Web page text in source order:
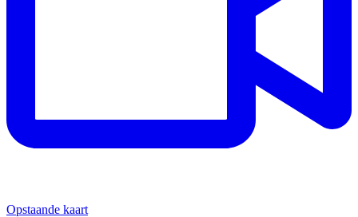
Opstaande kaart